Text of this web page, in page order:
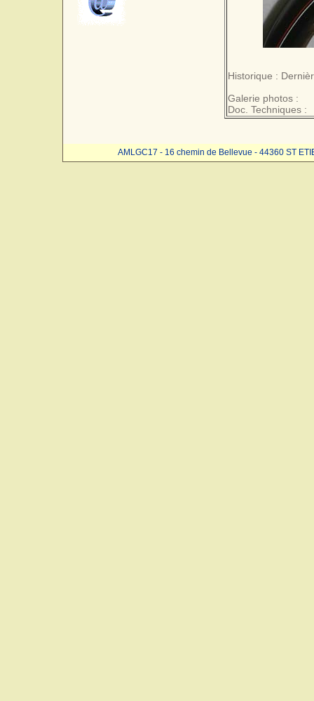
Historique :
Galerie photos :
Doc. Techniques :
AMLGC17 - 16 chemin de Bellevue - 44360 ST